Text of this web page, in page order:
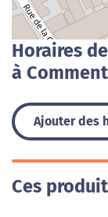
Horaires
à
Ajouter des
Ces